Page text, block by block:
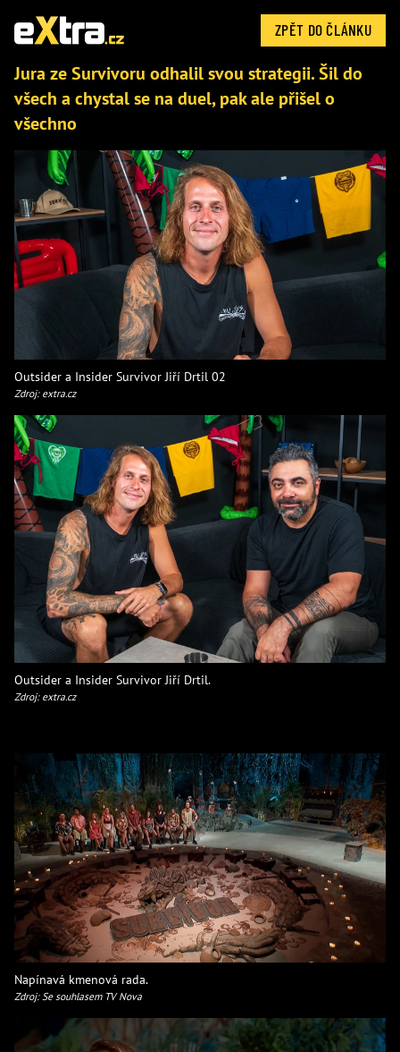
ZPĚT DO ČLÁNKU
Jura ze Survivoru odhalil svou strategii. Šil do
všech a chystal se na duel, pak ale přišel o
všechno
Outsider a Insider Survivor Jiří Drtil 02
Zdroj: extra.cz
Outsider a Insider Survivor Jiří Drtil.
Zdroj: extra.cz
Napínavá kmenová rada.
Zdroj: Se souhlasem TV Nova